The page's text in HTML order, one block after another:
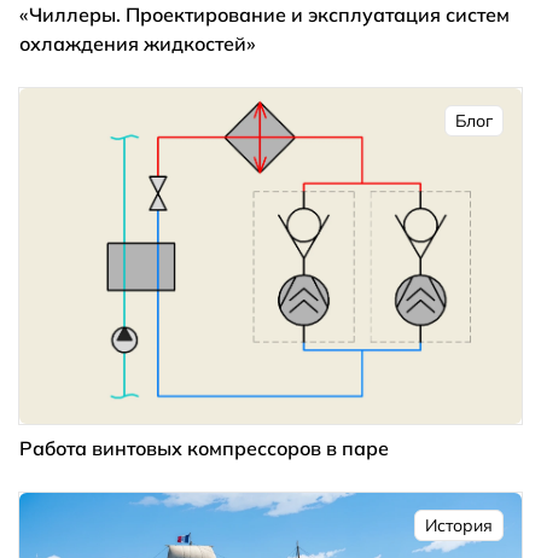
«Чиллеры. Проектирование и эксплуатация систем
охлаждения жидкостей»
Блог
Работа винтовых компрессоров в паре
История